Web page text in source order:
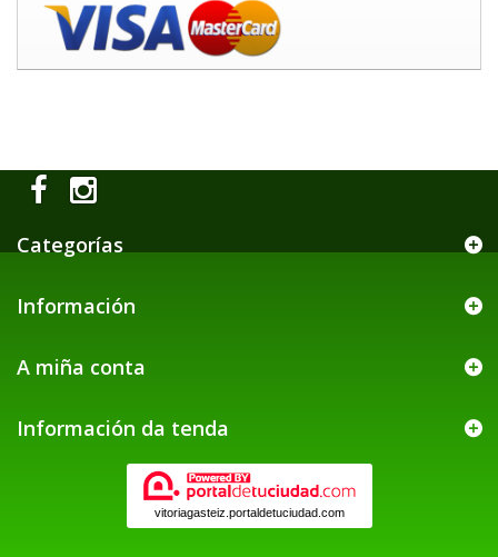
Categorías
Información
A miña conta
Información da tenda
vitoriagasteiz.portaldetuciudad.com